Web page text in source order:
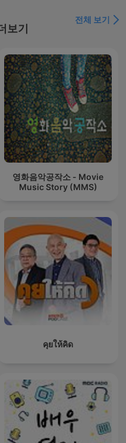
보기
전체 보기
영화음악공작소 - Movie
Music Story (MMS)
คุยให้คิด